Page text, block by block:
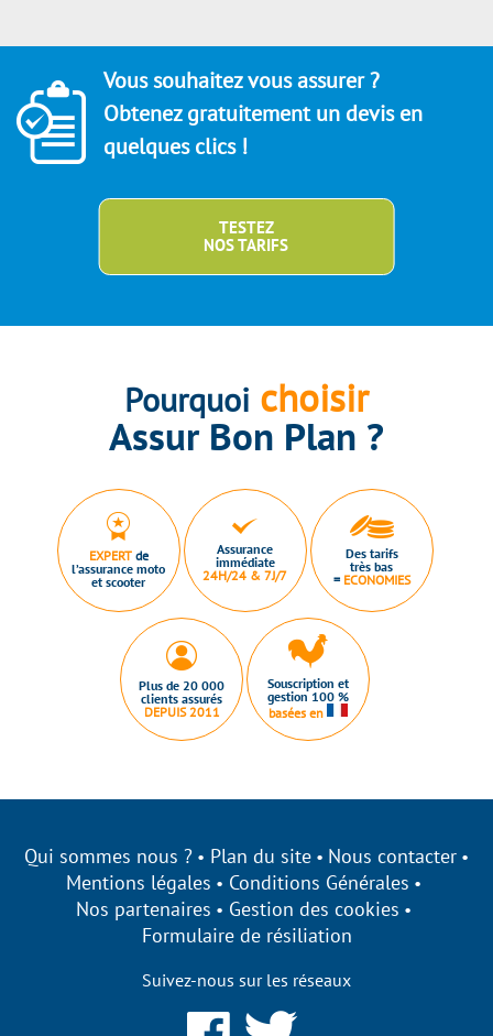
Vous souhaitez vous assurer ?
Obtenez gratuitement un devis en
quelques clics !
TESTEZ
NOS TARIFS
Pourquoi choisir
Assur Bon Plan ?
EXPERTde
l’assurance moto
et scooter
Assurance
immédiate
24H/24 & 7J/7
Des tarifs
très bas
= ECONOMIES
Plus de 20 000
clients assurés
DEPUIS 2011
Souscription et
gestion 100 %
basées en
Qui sommes nous ? Plan du site
Nous contacter
Mentions légales
Conditions Générales
Nos partenaires
Gestion des cookies
Formulaire de résiliation
Suivez-nous sur les réseaux